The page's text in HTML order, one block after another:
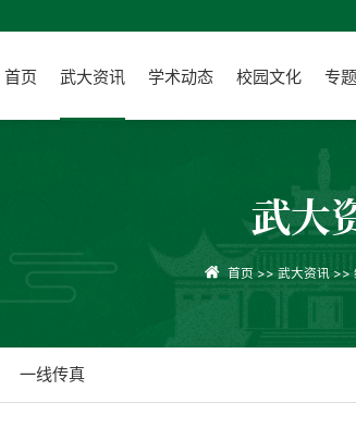
首页 武大资讯 学术动态 校园文化 专
武大
首页 >>武大资讯 >>
一线传真